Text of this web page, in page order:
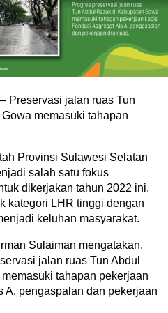
– Preservasi jalan ruas Tun
memasuki tahapan
Provinsi Sulawesi Selatan
salah satu fokus
dikerjakan tahun 2022 ini.
kategori LHR tinggi dengan
keluhan masyarakat.
Sulaiman mengatakan,
jalan ruas Tun Abdul
tahapan pekerjaan
A, pengaspalan dan pekerjaan